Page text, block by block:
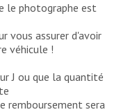
le photographe est
vous assurer d'avoir
véhicule !
J ou que la quantité
remboursement sera